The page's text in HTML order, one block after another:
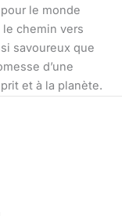
le monde
chemin vers
savoureux que
d’une
et à la planète.